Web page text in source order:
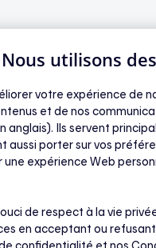
Conditions et
s’il y
ma
utilisons
votre expérience de
et de nos
anglais). Ils servent
aussi porter sur vos
une expérience Web
de respect à la vie
en acceptant ou
confidentialité et nos